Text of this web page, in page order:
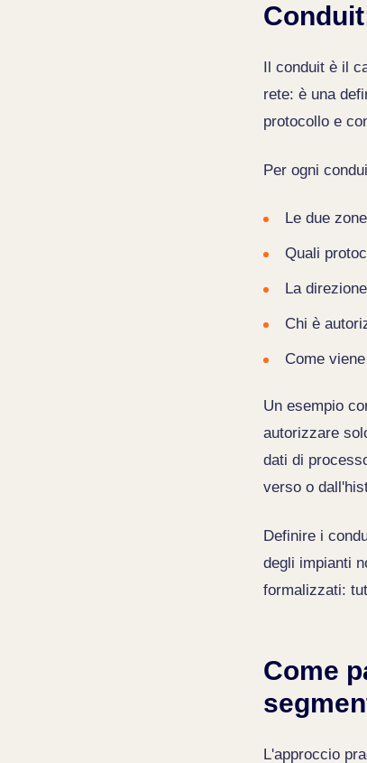
Il conduit è il
rete: è una
protocollo e
Per ogni
Le due
Quali
La
Chi è
Come
Un esempio
autorizzare
dati di
verso o
Definire i
degli impianti
formalizzati:
Come
L'approccio